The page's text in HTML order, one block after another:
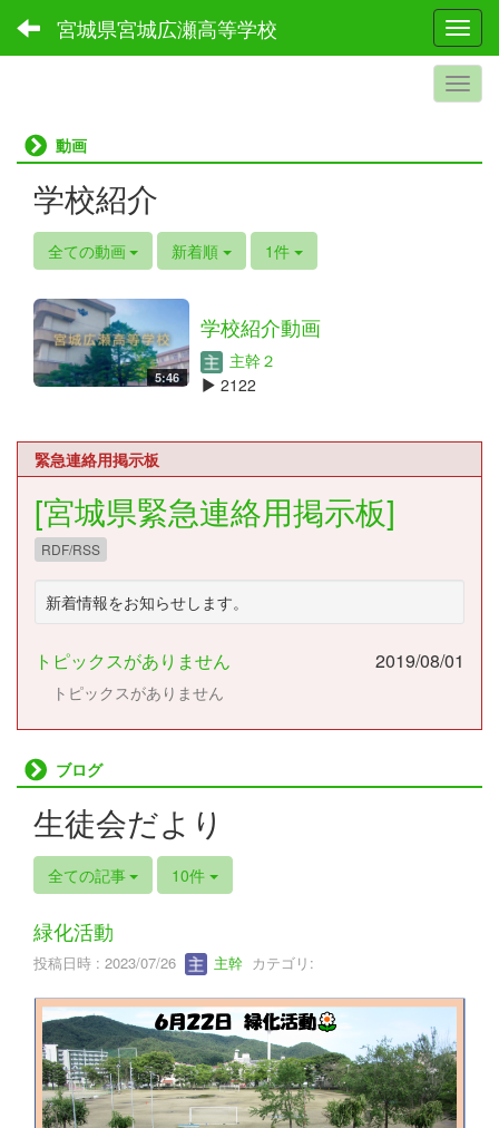
宮城県宮城広瀬高等学校
動画
学校紹介
全ての動画 新着順 1件
5:46
学校紹介動画
主幹２
2122
緊急連絡用掲示板
[宮城県緊急連絡用掲示板]
RDF/RSS
新着情報をお知らせします。
トピックスがありません 2019/08/01
トピックスがありません
ブログ
生徒会だより
全ての記事 10件
緑化活動
投稿日時 : 2023/07/26 主幹 カテゴリ: